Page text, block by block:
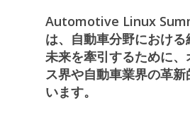
併設プログラム
スポンサー
お問い合わせ
Automotive Linux
は、自動車分野におけ
未来を牽引するために
ス界や自動車業界の革
います。